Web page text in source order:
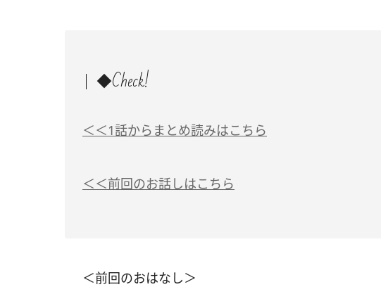
◆Check!
＜＜1話からまとめ読みはこちら
＜＜前回のお話しはこちら
＜前回のおはなし＞